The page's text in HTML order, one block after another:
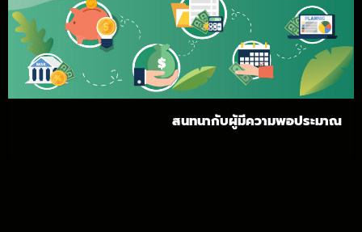
สนทนากับผู้มีความพอประมาณ